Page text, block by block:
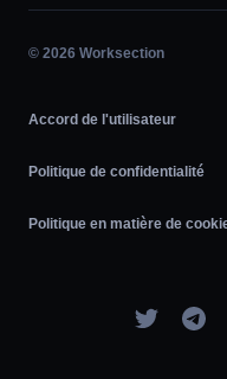
Travail horaire
Agile
© 2026 Worksection
Accord de l'utilisateur
Politique de confidentialité
Politique en matière de